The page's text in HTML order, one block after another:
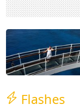
Flashes